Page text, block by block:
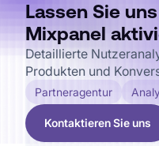
Lassen Sie
Mixpanel
Detaillierte
Produkten und
Partneragentur
Kontaktieren Sie uns